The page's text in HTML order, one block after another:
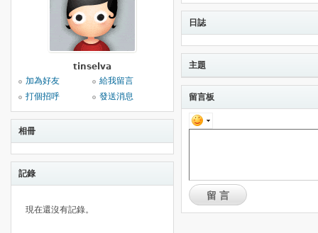
tinselva
加為好友
給我留言
打個招呼
發送消息
相冊
記錄
現在還沒有記錄。
日誌
主題
留言板
留言